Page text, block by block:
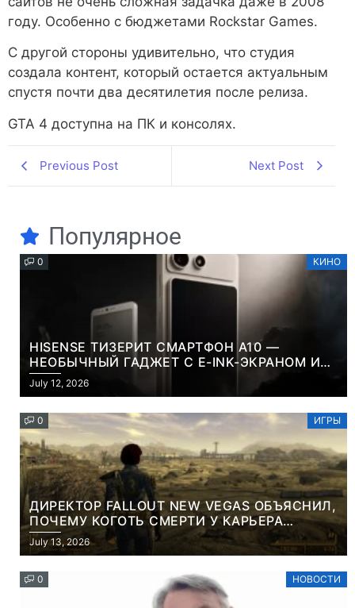
году. Особенно с бюджетами Rockstar Games.
С другой стороны удивительно, что студия
создала контент, который остается актуальным
спустя почти два десятилетия после релиза.
GTA 4 доступна на ПК и консолях.
Previous Post Next Post
Популярное
0 КИНО
HISENSE ТИЗЕРИТ СМАРТФОН A10 —
НЕОБЫЧНЫЙ ГАДЖЕТ С E-INK-ЭКРАНОМ И
СЪЕМНОЙ LCD-ПАНЕЛЬЮ ДЛЯ ЦВЕТНОГО
КОНТЕНТА И СОЦСЕТЕЙ
July 12, 2026
0 ИГРЫ
ДИРЕКТОР FALLOUT NEW VEGAS ОБЪЯСНИЛ,
ПОЧЕМУ КОГОТЬ СМЕРТИ У КАРЬЕРА
НАМЕРЕННО СНОСИТ ВАМ ГОЛОВУ
July 13, 2026
0 НОВОСТИ